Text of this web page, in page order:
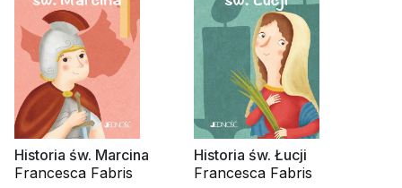
Historia św. Marcina
Francesca Fabris
Historia św. Łucji
Francesca Fabris